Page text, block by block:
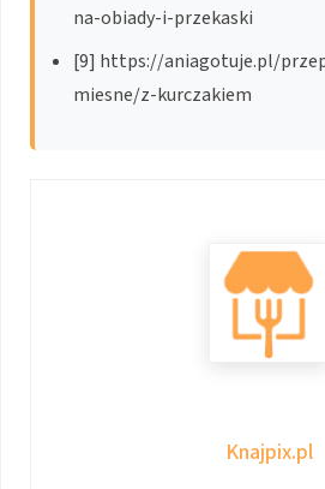
na-obiady-i-przekaski
[9] https://aniagotuje.pl/
miesne/z-kurczakiem
Knajpix.pl